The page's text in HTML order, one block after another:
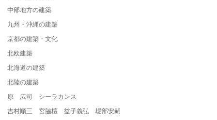
中部地方の建築
九州・沖縄の建築
京都の建築・文化
北欧建築
北海道の建築
北陸の建築
原 広司 シーラカンス
吉村順三 宮脇檀 益子義弘 堀部安嗣